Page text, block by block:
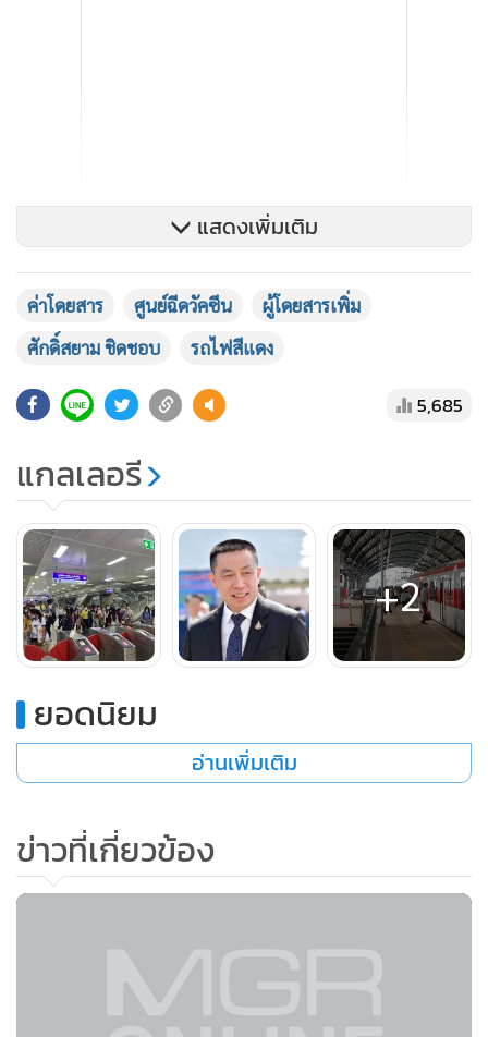
สำหรับจำนวนผู้โดยสารมาใช้บริการในวันที่ 29 พ.ย. 2564 รวม
ทั้ง 2 สายมีจำนวน 11,401 คน มีผู้โดยสารมาใช้บริการมากสุดที่
สถานีกลางบางซื่อ จำนวน 4,231 คน
สถานีกลางบางซื่อประมาณ 14,294 ตารางเมตรสำหรับให้
บริการฉีดวัคซีนตั้งแต่วันที่ 24 พ.ค. 2564 ล่าสุดยังคงใช้พื้นที่
สำหรับฉีดวัคซีนต่อเนื่อง โดยจะมีการทยอยปรับลดพื้นที่สำหรับ
ฉีดวัคซีนลงบางส่วนเมื่อ รฟท.มีการย้ายรถไฟทางไกล รถไฟเชิง
พาณิชย์ จากสถานีหัวลำโพงไปให้บริการที่สถานีกลางบางซื่อใน
วันที่ 23 ธ.ค. 2564
รายงานข่าวแจ้งว่า สำหรับผู้โดยสารรถไฟสายสีแดงเพิ่มขึ้นอย่าง
ต่อเนื่อง โดยมีจำนวน 10,602 คนเมื่อวันที่ 26 พ.ย.ที่ผ่านมา วัน
ที่ 27 พ.ย.มีจำนวน 11,180 คน วันที่ 28 พ.ย.มีจำนวน 10,129
แสดงเพิ่มเติม
ค่าโดยสาร ศูนย์ฉีดวัคซีน
ผู้โดยสารเพิ่ม
ศักดิ์สยาม ชิดชอบ
รถไฟสีแดง
5,685
แกลเลอรี
+2
ยอดนิยม
อ่านเพิ่มเติม
ข่าวที่เกี่ยวข้อง